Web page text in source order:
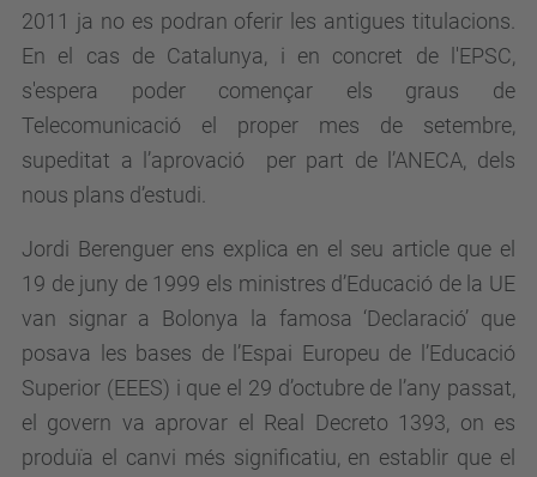
2011 ja no es podran oferir les antigues titulacions.
En el cas de Catalunya, i en concret de l'EPSC,
s'espera poder començar els graus de
Telecomunicació el proper mes de setembre,
supeditat a l’aprovació per part de l’ANECA, dels
nous plans d’estudi.
Jordi Berenguer ens explica en el seu article que el
19 de juny de 1999 els ministres d’Educació de la UE
van signar a Bolonya la famosa ‘Declaració’ que
posava les bases de l’Espai Europeu de l’Educació
Superior (EEES) i que el 29 d’octubre de l’any passat,
el govern va aprovar el Real Decreto 1393, on es
produïa el canvi més significatiu, en establir que el